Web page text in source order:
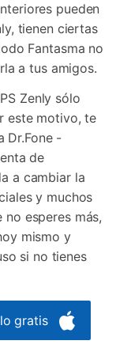
pueden
tienen ciertas
Fantasma no
a tus amigos.
Zenly sólo
este motivo, te
Dr.Fone -
de
a cambiar la
y muchos
esperes más,
mismo y
si no tienes
gratis